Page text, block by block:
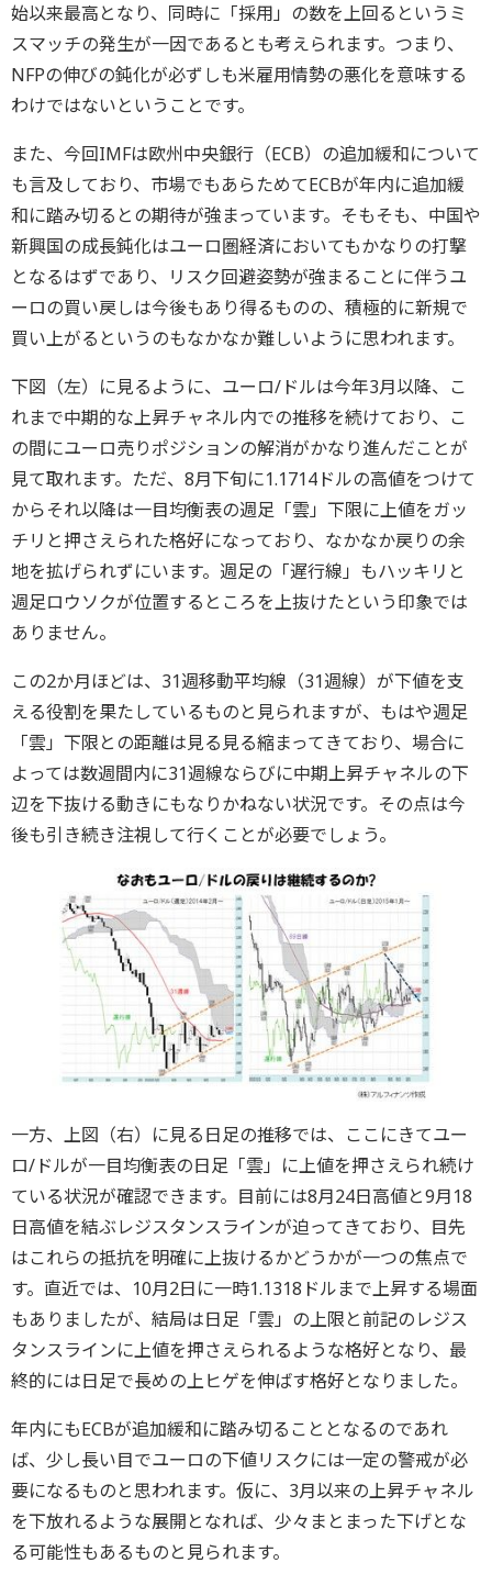
始以来最高となり、同時に「採用」の数を上回るというミ
スマッチの発生が一因であるとも考えられます。つまり、
NFPの伸びの鈍化が必ずしも米雇用情勢の悪化を意味する
わけではないということです。
また、今回IMFは欧州中央銀行（ECB）の追加緩和について
も言及しており、市場でもあらためてECBが年内に追加緩
和に踏み切るとの期待が強まっています。そもそも、中国や
新興国の成長鈍化はユーロ圏経済においてもかなりの打撃
となるはずであり、リスク回避姿勢が強まることに伴うユ
ーロの買い戻しは今後もあり得るものの、積極的に新規で
買い上がるというのもなかなか難しいように思われます。
下図（左）に見るように、ユーロ/ドルは今年3月以降、こ
れまで中期的な上昇チャネル内での推移を続けており、こ
の間にユーロ売りポジションの解消がかなり進んだことが
見て取れます。ただ、8月下旬に1.1714ドルの高値をつけて
からそれ以降は一目均衡表の週足「雲」下限に上値をガッ
チリと押さえられた格好になっており、なかなか戻りの余
地を拡げられずにいます。週足の「遅行線」もハッキリと
週足ロウソクが位置するところを上抜けたという印象では
ありません。
この2か月ほどは、31週移動平均線（31週線）が下値を支
える役割を果たしているものと見られますが、もはや週足
「雲」下限との距離は見る見る縮まってきており、場合に
よっては数週間内に31週線ならびに中期上昇チャネルの下
辺を下抜ける動きにもなりかねない状況です。その点は今
後も引き続き注視して行くことが必要でしょう。
一方、上図（右）に見る日足の推移では、ここにきてユー
ロ/ドルが一目均衡表の日足「雲」に上値を押さえられ続け
ている状況が確認できます。目前には8月24日高値と9月18
日高値を結ぶレジスタンスラインが迫ってきており、目先
はこれらの抵抗を明確に上抜けるかどうかが一つの焦点で
す。直近では、10月2日に一時1.1318ドルまで上昇する場面
もありましたが、結局は日足「雲」の上限と前記のレジス
タンスラインに上値を押さえられるような格好となり、最
終的には日足で長めの上ヒゲを伸ばす格好となりました。
年内にもECBが追加緩和に踏み切ることとなるのであれ
ば、少し長い目でユーロの下値リスクには一定の警戒が必
要になるものと思われます。仮に、3月以来の上昇チャネル
を下放れるような展開となれば、少々まとまった下げとな
る可能性もあるものと見られます。